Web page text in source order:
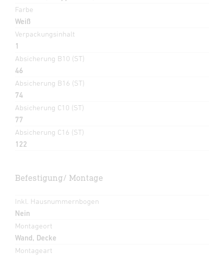
Farbe
Weiß
Verpackungsinhalt
1
Absicherung B10 (ST)
46
Absicherung B16 (ST)
74
Absicherung C10 (ST)
77
Absicherung C16 (ST)
122
Befestigung/ Montage
Inkl. Hausnummernbogen
Nein
Montageort
Wand, Decke
Montageart